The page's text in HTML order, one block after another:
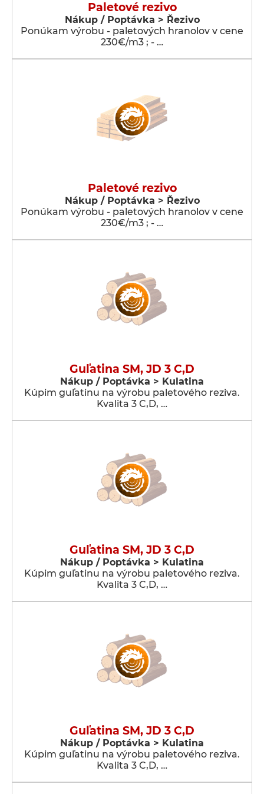
Paletové rezivo
Nákup / Poptávka > Řezivo
Ponúkam výrobu - paletových hranolov v cene
230€/m3 ; - …
Paletové rezivo
Nákup / Poptávka > Řezivo
Ponúkam výrobu - paletových hranolov v cene
230€/m3 ; - …
Guľatina SM, JD 3 C,D
Nákup / Poptávka > Kulatina
Kúpim guľatinu na výrobu paletového reziva.
Kvalita 3 C,D, …
Guľatina SM, JD 3 C,D
Nákup / Poptávka > Kulatina
Kúpim guľatinu na výrobu paletového reziva.
Kvalita 3 C,D, …
Guľatina SM, JD 3 C,D
Nákup / Poptávka > Kulatina
Kúpim guľatinu na výrobu paletového reziva.
Kvalita 3 C,D, …